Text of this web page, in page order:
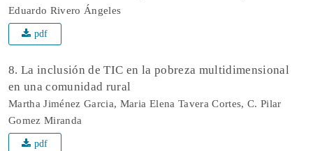
Eduardo Rivero Ángeles
pdf
8. La inclusión de TIC en la pobreza multidimensional
en una comunidad rural
Martha Jiménez Garcia, Maria Elena Tavera Cortes, C. Pilar
Gomez Miranda
pdf